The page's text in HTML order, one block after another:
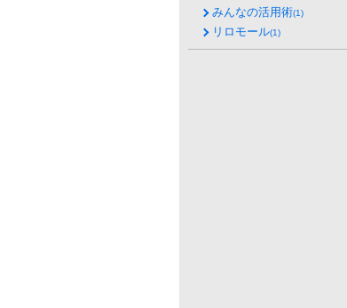
みんなの活用術(1)
リロモール(1)